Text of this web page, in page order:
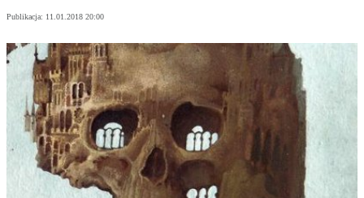
Publikacja: 11.01.2018 20:00